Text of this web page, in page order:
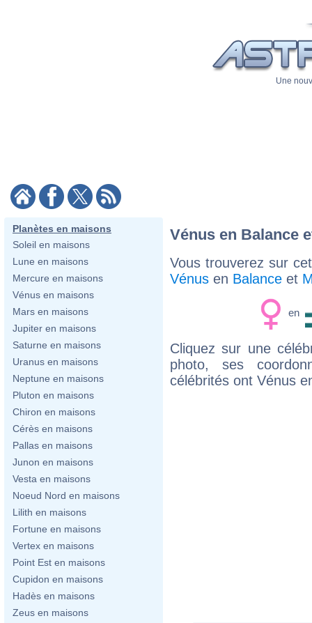
Une
Planètes en maisons
Soleil en maisons
Lune en maisons
Mercure en maisons
Vénus en maisons
Mars en maisons
Jupiter en maisons
Saturne en maisons
Uranus en maisons
Neptune en maisons
Pluton en maisons
Chiron en maisons
Cérès en maisons
Pallas en maisons
Junon en maisons
Vesta en maisons
Noeud Nord en maisons
Lilith en maisons
Fortune en maisons
Vertex en maisons
Point Est en maisons
Cupidon en maisons
Hadès en maisons
Zeus en maisons
Vénus en Balance
Vous trouverez sur
Vénus en Balance et
en
Cliquez sur une
photo, ses
célébrités ont Vénus